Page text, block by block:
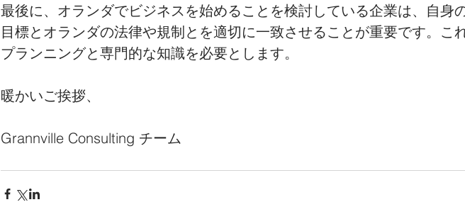
最後に、オランダでビジネスを始めることを検討している企業は、自身
目標とオランダの法律や規制とを適切に一致させることが重要です。こ
プランニングと専門的な知識を必要とします。
暖かいご挨拶、
Grannville Consulting チーム